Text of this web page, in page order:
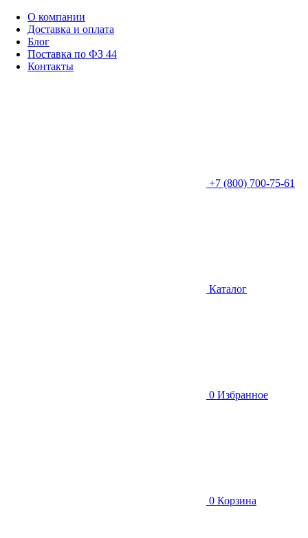
О компании
Доставка и оплата
Блог
Поставка по ФЗ 44
Контакты
+7 (800) 700-75-61
Каталог
0 Избранное
0 Корзина